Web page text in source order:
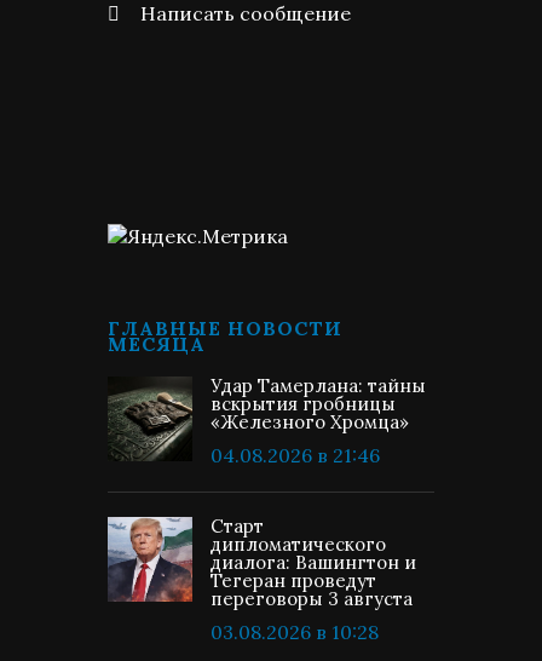
Написать сообщение
ГЛАВНЫЕ НОВОСТИ
МЕСЯЦА
Удар Тамерлана: тайны
вскрытия гробницы
«Железного Хромца»
04.08.2026 в 21:46
Старт
дипломатического
диалога: Вашингтон и
Тегеран проведут
переговоры 3 августа
03.08.2026 в 10:28